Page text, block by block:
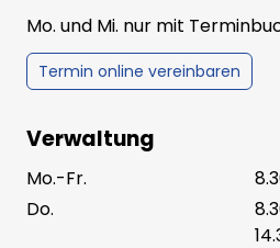
Mo. und Mi. nur mit
Termin online vereinbaren
Verwaltung
Mo.-Fr.
Do.